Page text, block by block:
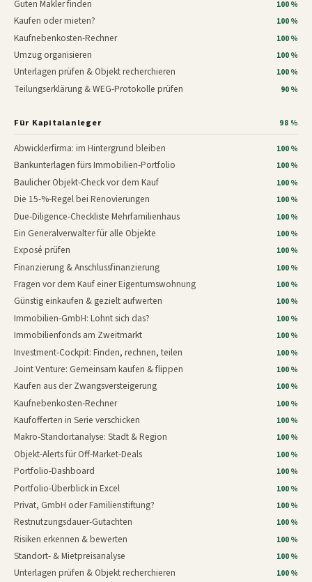
Guten Makler finden 100 %
Kaufen oder mieten? 100 %
Kaufnebenkosten-Rechner 100 %
Umzug organisieren 100 %
Unterlagen prüfen & Objekt recherchieren 100 %
Teilungserklärung & WEG-Protokolle prüfen 90 %
Für Kapitalanleger 98 %
Abwicklerfirma: im Hintergrund bleiben 100 %
Bankunterlagen fürs Immobilien-Portfolio 100 %
Baulicher Objekt-Check vor dem Kauf 100 %
Die 15-%-Regel bei Renovierungen 100 %
Due-Diligence-Checkliste Mehrfamilienhaus 100 %
Ein Generalverwalter für alle Objekte 100 %
Exposé prüfen 100 %
Finanzierung & Anschlussfinanzierung 100 %
Fragen vor dem Kauf einer Eigentumswohnung 100 %
Günstig einkaufen & gezielt aufwerten 100 %
Immobilien-GmbH: Lohnt sich das? 100 %
Immobilienfonds am Zweitmarkt 100 %
Investment-Cockpit: Finden, rechnen, teilen 100 %
Joint Venture: Gemeinsam kaufen & flippen 100 %
Kaufen aus der Zwangsversteigerung 100 %
Kaufnebenkosten-Rechner 100 %
Kaufofferten in Serie verschicken 100 %
Makro-Standortanalyse: Stadt & Region 100 %
Objekt-Alerts für Off-Market-Deals 100 %
Portfolio-Dashboard 100 %
Portfolio-Überblick in Excel 100 %
Privat, GmbH oder Familienstiftung? 100 %
Restnutzungsdauer-Gutachten 100 %
Risiken erkennen & bewerten 100 %
Standort- & Mietpreisanalyse 100 %
Unterlagen prüfen & Objekt recherchieren 100 %